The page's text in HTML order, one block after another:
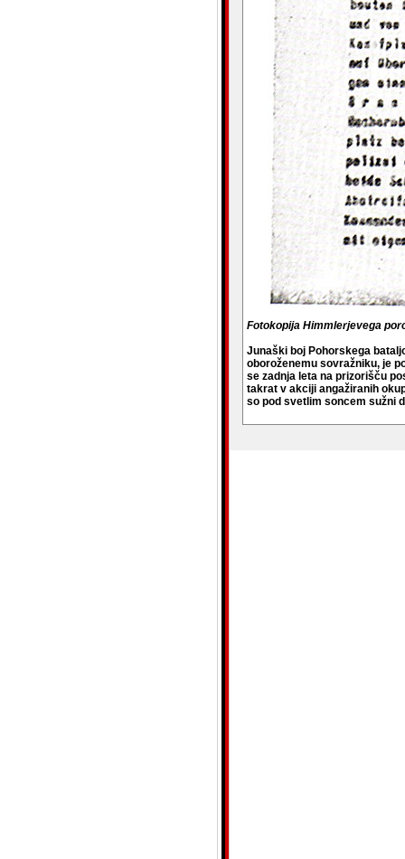
Fotokopija Himmlerjevega
Junaški boj Pohorskega
oboroženemu sovražniku, je
se zadnja leta na prizorišču
takrat v akciji angažiranih
so pod svetlim soncem sužni